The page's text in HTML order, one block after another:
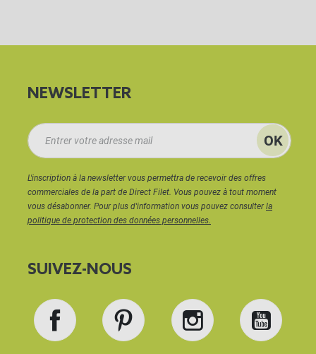
NEWSLETTER
L'inscription à la newsletter vous permettra de recevoir des offres
commerciales de la part de Direct Filet. Vous pouvez à tout moment
vous désabonner. Pour plus d'information vous pouvez consulterla
politique de protection des données personnelles.
SUIVEZ-NOUS